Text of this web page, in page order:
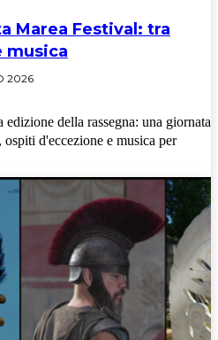
Marea Festival: tra
musica
2026
edizione della rassegna: una giornata
d'eccezione e musica per